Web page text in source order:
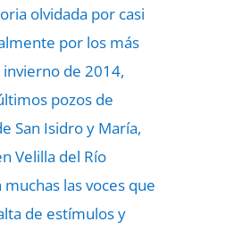
olvidada por casi
por los más
invierno de 2014,
pozos de
San Isidro y María,
Velilla del Río
las voces que
de estímulos y